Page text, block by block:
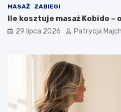
MASAŻ ZABIEGI
Ile kosztuje masaż Kobido –
29 lipca 2026 Patrycja